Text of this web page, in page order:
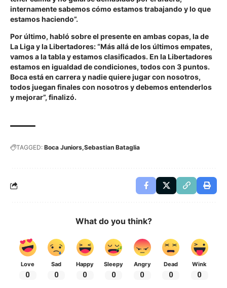
internamente sabemos cómo estamos trabajando y lo que
estamos haciendo”.
Por último, habló sobre el presente en ambas copas, la de
La Liga y la Libertadores: “Más allá de los últimos empates,
vamos a la tabla y estamos clasificados. En la Libertadores
estamos en igualdad de condiciones, todos con 3 puntos.
Boca está en carrera y nadie quiere jugar con nosotros,
todos juegan finales con nosotros y debemos entenderlos
y mejorar”, finalizó.
TAGGED: Boca Juniors Sebastian Bataglia
What do you think?
Love
0
Sad
0
Happy
0
Sleepy
0
Angry
0
Dead
0
Wink
0